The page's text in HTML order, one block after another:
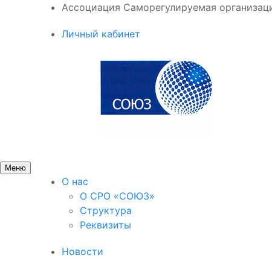
Ассоциация Саморегулируемая
Личный кабинет
Меню
О нас
О СРО «СОЮЗ»
Структура
Реквизиты
Новости